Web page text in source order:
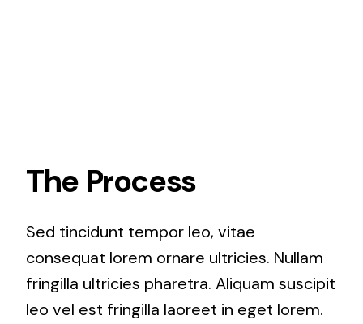
The Process
Sed tincidunt tempor leo, vitae
consequat lorem ornare ultricies. Nullam
fringilla ultricies pharetra. Aliquam suscipit
leo vel est fringilla laoreet in eget lorem.